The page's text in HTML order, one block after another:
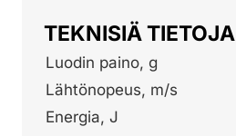
TEKNISIÄ TIETOJA
Luodin paino, g
Lähtönopeus, m/s
Energia, J